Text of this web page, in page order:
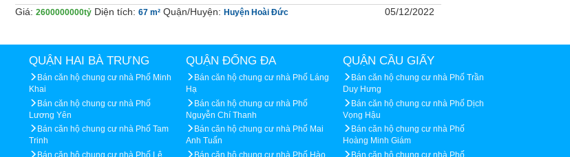
Giá: 2600000000tỷ Diện tích: 67 m² Quận/Huyện: Huyện Hoài Đức 05/12/2022
QUẬN HAI BÀ TRƯNG
Bán căn hộ chung cư nhà Phố Minh
Khai
Bán căn hộ chung cư nhà Phố
Lương Yên
Bán căn hộ chung cư nhà Phố Tam
Trinh
Bán căn hộ chung cư nhà Phố Lê
QUẬN ĐỐNG ĐA
Bán căn hộ chung cư nhà Phố Láng
Hạ
Bán căn hộ chung cư nhà Phố
Nguyễn Chí Thanh
Bán căn hộ chung cư nhà Phố Mai
Anh Tuấn
Bán căn hộ chung cư nhà Phố Hào
QUẬN CẦU GIẤY
Bán căn hộ chung cư nhà Phố Trần
Duy Hưng
Bán căn hộ chung cư nhà Phố Dịch
Vọng Hậu
Bán căn hộ chung cư nhà Phố
Hoàng Minh Giám
Bán căn hộ chung cư nhà Phố